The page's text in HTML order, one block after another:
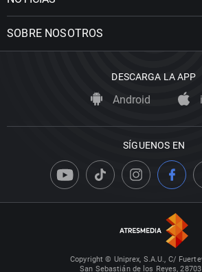
SOBRE NOSOTROS
DESCARGA LA APP
Android
SÍGUENOS EN
Copyright © Uniprex, S.A.U., C/
San Sebastián de los Reyes,